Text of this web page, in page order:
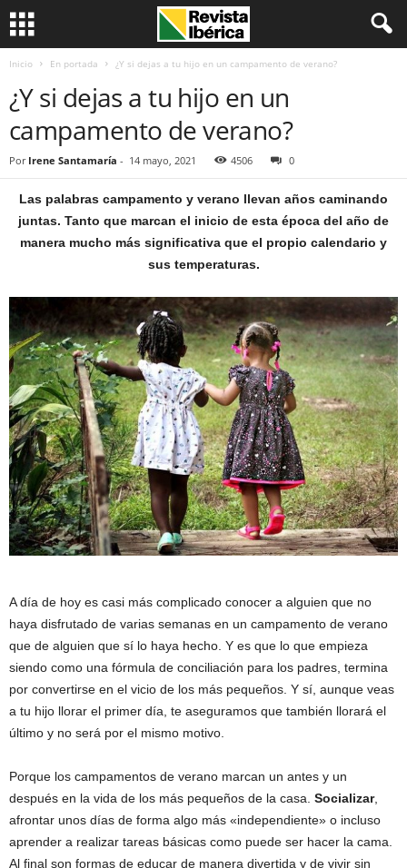
Inicio En portada ¿Y si dejas a tu hijo en un campamento de verano?
¿Y si dejas a tu hijo en un
campamento de verano?
Por Irene Santamaría - 14 mayo, 2021 4506 0
Las palabras campamento y verano llevan años caminando
juntas. Tanto que marcan el inicio de esta época del año de
manera mucho más significativa que el propio calendario y
sus temperaturas.
A día de hoy es casi más complicado conocer a alguien que no
haya disfrutado de varias semanas en un campamento de verano
que de alguien que sí lo haya hecho. Y es que lo que empieza
siendo como una fórmula de conciliación para los padres, termina
por convertirse en el vicio de los más pequeños. Y sí, aunque veas
a tu hijo llorar el primer día, te aseguramos que también llorará el
último y no será por el mismo motivo.
Porque los campamentos de verano marcan un antes y un
después en la vida de los más pequeños de la casa. Socializar,
afrontar unos días de forma algo más «independiente» o incluso
aprender a realizar tareas básicas como puede ser hacer la cama.
Al final son formas de educar de manera divertida y de vivir sin